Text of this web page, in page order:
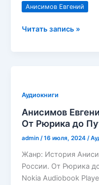
Анисимов Евгений
Анисимов
Читать запись »
Аудиокниги
Анисимов
От Рюрика до
admin/16 июля, 2024/
Жанр: История
России. От Рюрика
Nokia Audiobook